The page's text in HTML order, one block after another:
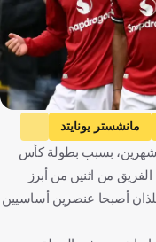
مانشستر يونايتد
قدم
شهرين، بسبب بطولة كأس
أن تحرم الفريق من اثنين من أبرز
أصبحا عنصرين أساسيين